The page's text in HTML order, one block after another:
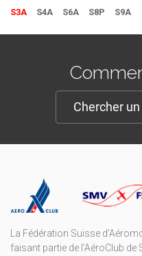
S3A S4A S6A S8P S9A
Chercher
La Fédération Suisse
faisant partie de l’AéroClub